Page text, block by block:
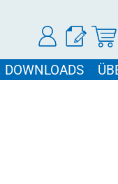
DOWNLOADS